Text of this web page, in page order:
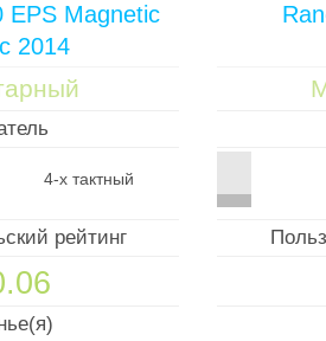
EPS Magnetic
2014
4-х тактный
рейтинг